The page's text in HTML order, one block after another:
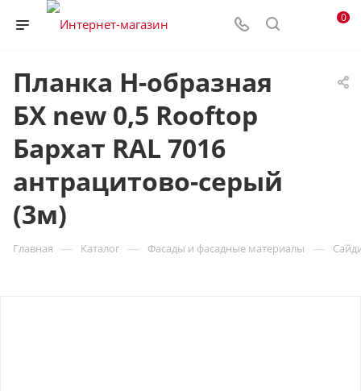
0
Планка H-образная
БХ new 0,5 Rooftop
Бархат RAL 7016
антрацитово-серый
(3м)
Главная — Каталог — Фасады и фасадные материалы —